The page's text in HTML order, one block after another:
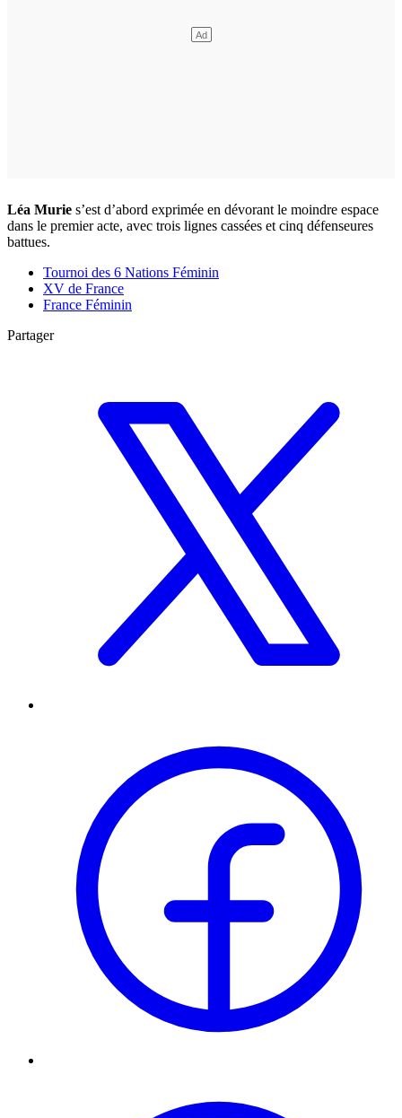
Léa Murie s’est d’abord exprimée en dévorant le moindre espace
dans le premier acte, avec trois lignes cassées et cinq défenseures
battues.
Tournoi des 6 Nations Féminin
XV de France
France Féminin
Partager